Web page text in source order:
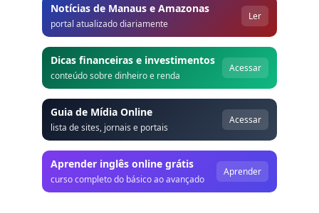
Notícias de Manaus e Amazonas
portal atualizado diariamente
Ler
Dicas financeiras e investimentos
conteúdo sobre dinheiro e renda
Acessar
Guia de Mídia Online
lista de sites, jornais e portais
Acessar
Aprender inglês online grátis
curso completo do básico ao avançado
Aprender